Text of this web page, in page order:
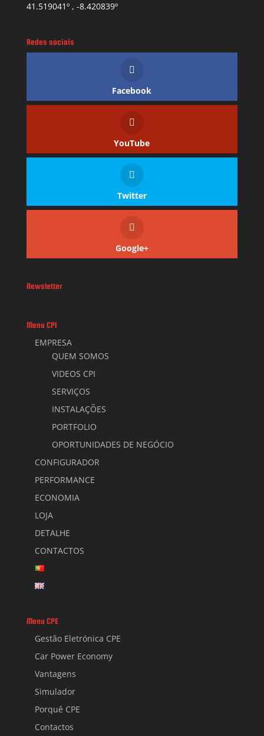
41.519041º , -8.420839º
Redes sociais
Facebook
YouTube
Twitter
Google+
Newsletter
Menu CPI
EMPRESA
QUEM SOMOS
VIDEOS CPI
SERVIÇOS
INSTALAÇÕES
PORTFOLIO
OPORTUNIDADES DE NEGÓCIO
CONFIGURADOR
PERFORMANCE
ECONOMIA
LOJA
DETALHE
CONTACTOS
Menu CPE
Gestão Eletrónica CPE
Car Power Economy
Vantagens
Simulador
Porquê CPE
Contactos